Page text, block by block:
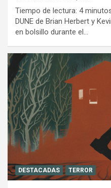
Tiempo de lectura: 4
DUNE de Brian Herbert y
en bolsillo durante el…
DESTACADAS TERROR